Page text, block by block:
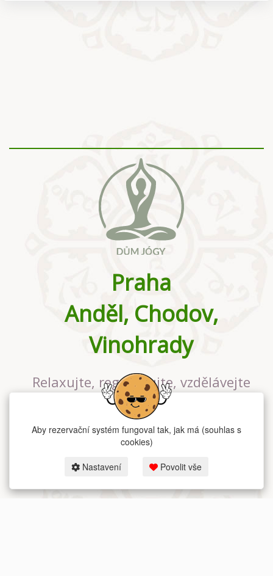
Praha
Anděl, Chodov,
Vinohrady
Relaxujte, regenerujte, vzdělávejte
se v největším jógovém studiu v
Praze
Aby rezervační systém fungoval tak, jak má (souhlas s
cookies)
Nastavení Povolit vše